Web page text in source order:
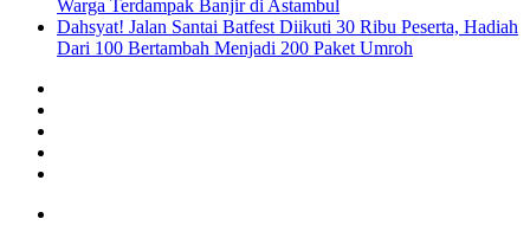
Warga Terdampak Banjir di Astambul
Dahsyat! Jalan Santai Batfest Diikuti 30 Ribu Peserta, Hadiah
Dari 100 Bertambah Menjadi 200 Paket Umroh